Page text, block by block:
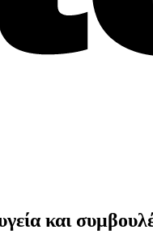
και